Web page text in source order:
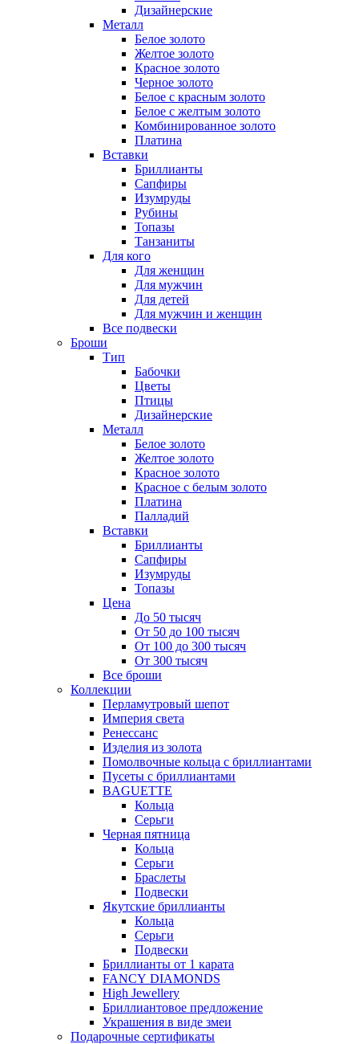
Дизайнерские
Металл
Белое золото
Желтое золото
Красное золото
Черное золото
Белое с красным золото
Белое с желтым золото
Комбинированное золото
Платина
Вставки
Бриллианты
Сапфиры
Изумруды
Рубины
Топазы
Танзаниты
Для кого
Для женщин
Для мужчин
Для детей
Для мужчин и женщин
Все подвески
Броши
Тип
Бабочки
Цветы
Птицы
Дизайнерские
Металл
Белое золото
Желтое золото
Красное золото
Красное с белым золото
Платина
Палладий
Вставки
Бриллианты
Сапфиры
Изумруды
Топазы
Цена
До 50 тысяч
От 50 до 100 тысяч
От 100 до 300 тысяч
От 300 тысяч
Все броши
Коллекции
Перламутровый шепот
Империя света
Ренессанс
Изделия из золота
Помолвочные кольца с бриллиантами
Пусеты с бриллиантами
BAGUETTE
Кольца
Серьги
Черная пятница
Кольца
Серьги
Браслеты
Подвески
Якутские бриллианты
Кольца
Серьги
Подвески
Бриллианты от 1 карата
FANCY DIAMONDS
High Jewellery
Бриллиантовое предложение
Украшения в виде змеи
Подарочные сертификаты